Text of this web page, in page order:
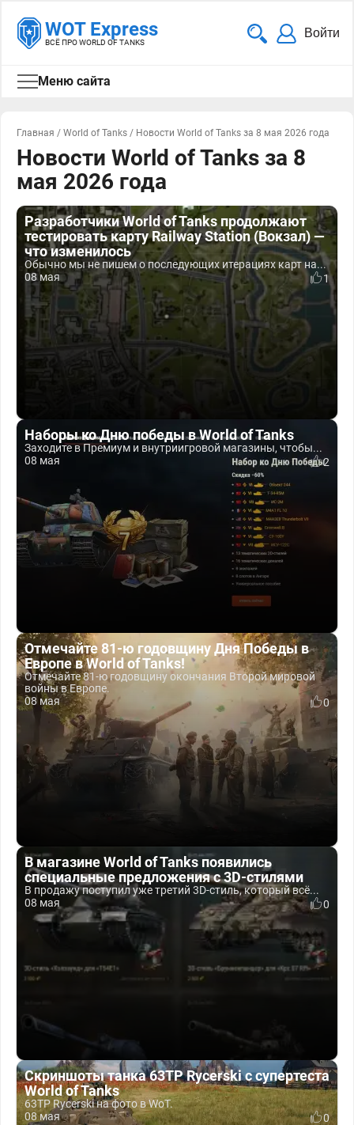
WOT Express
ВСЁ ПРО WORLD OF TANKS
Войти
Меню сайта
Главная / World of Tanks / Новости World of Tanks за 8 мая 2026 года
Новости World of Tanks за 8
мая 2026 года
Разработчики World of Tanks продолжают
тестировать карту Railway Station (Вокзал) —
что изменилось
Обычно мы не пишем о последующих итерациях карт на...
08 мая
1
Наборы ко Дню победы в World of Tanks
Заходите в Премиум и внутриигровой магазины, чтобы...
08 мая
2
Отмечайте 81-ю годовщину Дня Победы в
Европе в World of Tanks!
Отмечайте 81-ю годовщину окончания Второй мировой
войны в Европе.
08 мая
0
В магазине World of Tanks появились
специальные предложения с 3D-стилями
В продажу поступил уже третий 3D-стиль, который всё...
08 мая
0
Скриншоты танка 63TP Rycerski с супертеста
World of Tanks
63TP Rycerski на фото в WoT.
08 мая
0